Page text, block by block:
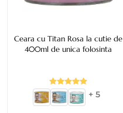
Ceara cu Titan Rosa la cutie de
400ml de unica folosinta
+ 5